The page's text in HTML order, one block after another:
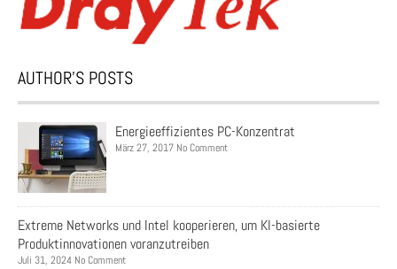
AUTHOR’S POSTS
Energieeffizientes PC-Konzentrat
März 27, 2017 No Comment
Extreme Networks und Intel kooperieren, um KI-basierte
Produktinnovationen voranzutreiben
Juli 31, 2024 No Comment